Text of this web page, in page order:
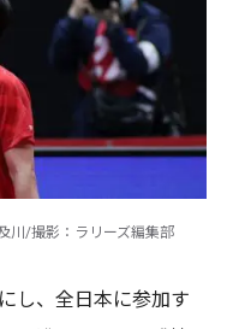
川/撮影：ラリーズ編集部
し、全日本に参加す